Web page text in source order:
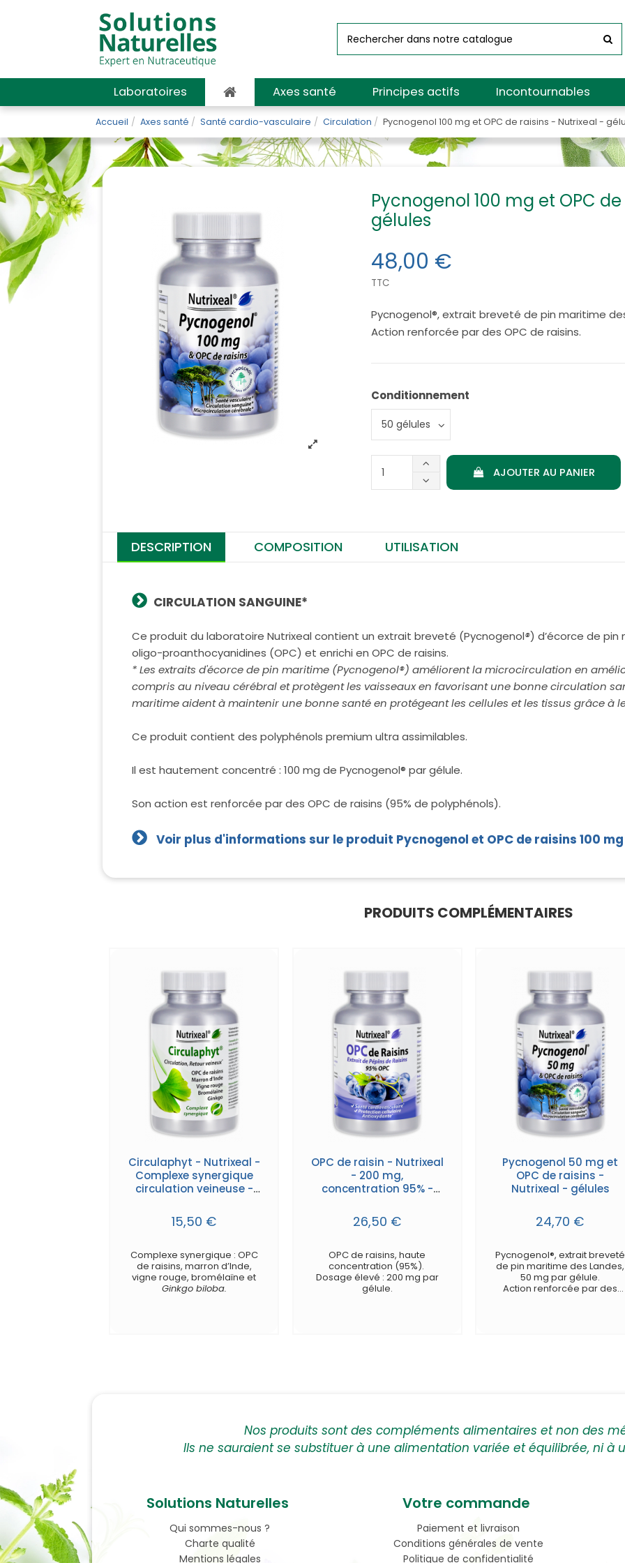
Laboratoires Axes santé Principes actifs Incontournables
Accueil Axes santé Santé cardio-vasculaire Circulation Pycnogenol 100 mg et OPC de raisins - Nutrixeal -
Pycnogenol 100 mg et OPC
gélules
48,00 €
TTC
Pycnogenol®, extrait breveté de pin maritime
Action renforcée par des OPC de raisins.
Conditionnement
AJOUTER AU PANIER
DESCRIPTION COMPOSITION UTILISATION
CIRCULATION SANGUINE*
Ce produit du laboratoire Nutrixeal contient un extrait breveté (Pycnogenol®) d’écorce de
oligo-proanthocyanidines (OPC) et enrichi en OPC de raisins.
* Les extraits d'écorce de pin maritime (Pycnogenol®) améliorent la microcirculation en
compris au niveau cérébral et protègent les vaisseaux en favorisant une bonne circulation
maritime aident à maintenir une bonne santé en protégeant les cellules et les tissus grâce à
Ce produit contient des polyphénols premium ultra assimilables.
Il est hautement concentré : 100 mg de Pycnogenol® par gélule.
Son action est renforcée par des OPC de raisins (95% de polyphénols).
Voir plus d'informations sur le produit Pycnogenol et OPC de raisins 100
PRODUITS COMPLÉMENTAIRES
Circulaphyt - Nutrixeal -
Complexe synergique
circulation veineuse -
15,50 €
Complexe synergique : OPC
de raisins, marron d’Inde,
vigne rouge, bromélaïne et
Ginkgo biloba.
OPC de raisin - Nutrixeal
- 200 mg,
concentration 95% -
26,50 €
OPC de raisins, haute
concentration (95%).
Dosage élevé : 200 mg par
gélule.
Pycnogenol 50 mg et
OPC de raisins -
Nutrixeal - gélules
24,70 €
Pycnogenol®, extrait breveté
de pin maritime des Landes,
50 mg par gélule.
Action renforcée par des
Nos produits sont des compléments alimentaires et non des
Ils ne sauraient se substituer à une alimentation variée et équilibrée, ni à
Solutions Naturelles
Qui sommes-nous ?
Charte qualité
Mentions légales
Votre commande
Paiement et livraison
Conditions générales de vente
Politique de confidentialité